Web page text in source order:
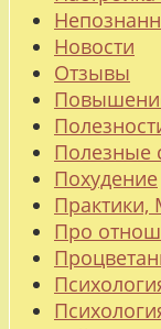
Новости
Отзывы
Полезные
Похудение
Практики,
Про